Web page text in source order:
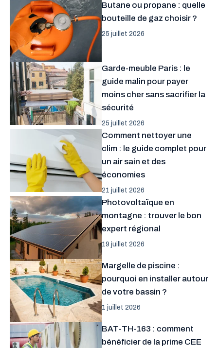
Butane ou propane : quelle
bouteille de gaz choisir ?
25 juillet 2026
Garde-meuble Paris : le
guide malin pour payer
moins cher sans sacrifier la
sécurité
25 juillet 2026
Comment nettoyer une
clim : le guide complet pour
un air sain et des
économies
21 juillet 2026
Photovoltaïque en
montagne : trouver le bon
expert régional
19 juillet 2026
Margelle de piscine :
pourquoi en installer autour
de votre bassin ?
1 juillet 2026
BAT-TH-163 : comment
bénéficier de la prime CEE